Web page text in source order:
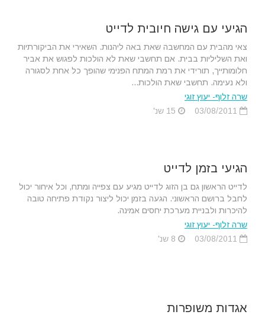
הגיעי עם גישה חיובית לדייט
צאי מהבית עם המחשבה שאת באה ליהנות. השאירי את הביקורתיות
ואת השליליות בבית. אם תחשבי שאת לא הולכות לפגוש את אביר
חלומותייך, תורידי את רמת המתח הפנימי שהופך כל אחת לסגורה
ולא נעימה. תחשבי שאת הולכות...
שרה זלוף- יעוץ זוגי
הגיעי בזמן לדייט
לדייט הראשון גם בן הזוג לדייט מגיע עם צפייה ומתח, וכל איחור יכול
לחבל ברושם הראשוני. הגעה בזמן יכול ליצור נקודת פתיחה טובה
להיכרות ולבניית מערכת יחסים אמינה.
שרה זלוף- יעוץ זוגי
אגדות משופרות